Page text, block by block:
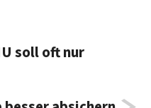
soll oft nur